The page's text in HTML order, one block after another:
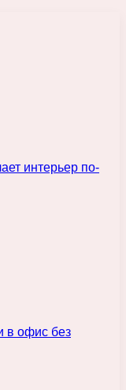
интерьер по-
в офис без